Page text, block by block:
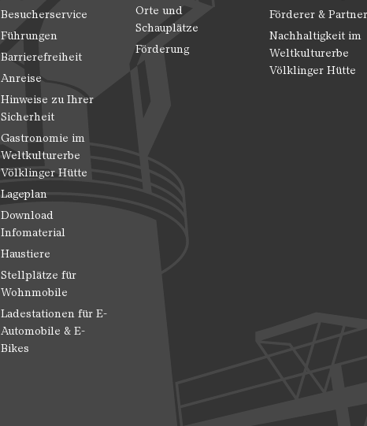
Besucherservice
Führungen
Barrierefreiheit
Anreise
Hinweise zu Ihrer
Sicherheit
Gastronomie im
Weltkulturerbe
Völklinger Hütte
Lageplan
Download
Infomaterial
Haustiere
Stellplätze für
Wohnmobile
Ladestationen für E-
Automobile & E-
Bikes
Orte und
Schauplätze
Förderung
Förderer &
Nachhaltigkeit im
Weltkulturerbe
Völklinger Hütte